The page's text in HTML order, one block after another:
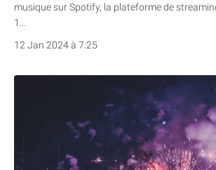
musique sur Spotify, la plateforme de
1…
12 Jan 2024 à 7:25